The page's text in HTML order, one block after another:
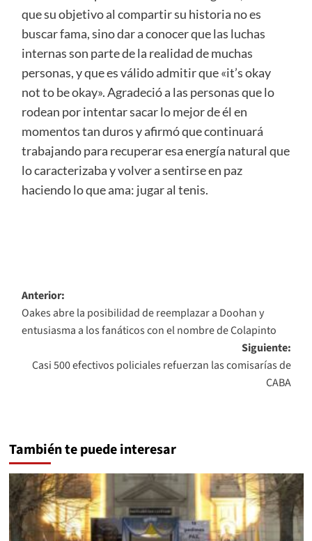
que su objetivo al compartir su historia no es
buscar fama, sino dar a conocer que las luchas
internas son parte de la realidad de muchas
personas, y que es válido admitir que «it’s okay
not to be okay». Agradeció a las personas que lo
rodean por intentar sacar lo mejor de él en
momentos tan duros y afirmó que continuará
trabajando para recuperar esa energía natural que
lo caracterizaba y volver a sentirse en paz
haciendo lo que ama: jugar al tenis.
Navegación
de
entradas
Anterior:
Oakes abre la posibilidad de reemplazar a Doohan y
entusiasma a los fanáticos con el nombre de Colapinto
Siguiente:
Casi 500 efectivos policiales refuerzan las comisarías de
CABA
También te puede interesar